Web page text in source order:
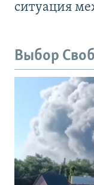
ситуация
Выбор